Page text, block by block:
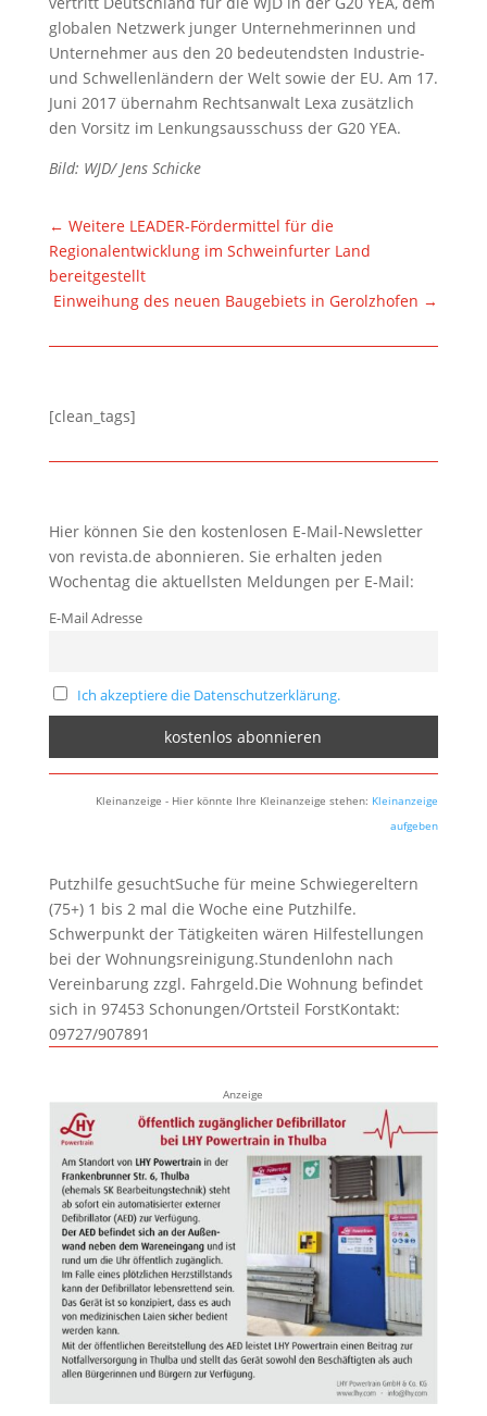
globalen Netzwerk junger Unternehmerinnen und
Unternehmer aus den 20 bedeutendsten Industrie-
und Schwellenländern der Welt sowie der EU. Am 17.
Juni 2017 übernahm Rechtsanwalt Lexa zusätzlich
den Vorsitz im Lenkungsausschuss der G20 YEA.
Bild: WJD/ Jens Schicke
← Weitere LEADER-Fördermittel für die
Regionalentwicklung im Schweinfurter Land
bereitgestellt
Einweihung des neuen Baugebiets in Gerolzhofen →
[clean_tags]
Hier können Sie den kostenlosen E-Mail-Newsletter
von revista.de abonnieren. Sie erhalten jeden
Wochentag die aktuellsten Meldungen per E-Mail:
E-Mail Adresse
Ich akzeptiere die Datenschutzerklärung.
Kleinanzeige - Hier könnte Ihre Kleinanzeige stehen: Kleinanzeige
aufgeben
Putzhilfe gesuchtSuche für meine Schwiegereltern
(75+) 1 bis 2 mal die Woche eine Putzhilfe.
Schwerpunkt der Tätigkeiten wären Hilfestellungen
bei der Wohnungsreinigung.Stundenlohn nach
Vereinbarung zzgl. Fahrgeld.Die Wohnung befindet
sich in 97453 Schonungen/Ortsteil ForstKontakt:
09727/907891
Anzeige